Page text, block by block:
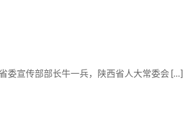
委宣传部部长牛一兵，陕西省人大常委会 […]